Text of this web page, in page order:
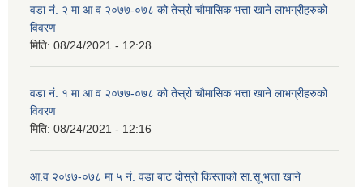
वडा न‌ं. २ मा आ व २०७७-०७८ को तेस्रो चौमासिक भत्ता खाने लाभग्रीहरुको
विवरण
मिति: 08/24/2021 - 12:28
वडा न‌ं. १ मा आ व २०७७-०७८ को तेस्रो चौमासिक भत्ता खाने लाभग्रीहरुको
विवरण
मिति: 08/24/2021 - 12:16
आ.व २०७७-०७८ मा ५ न‌ं. वडा बाट दोस्रो किस्ताको सा.सू भत्ता खाने